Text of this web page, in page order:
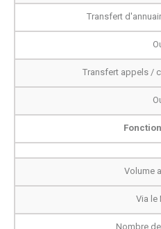
Transfert
Transfert appels /
Volume
Via le
Nombre